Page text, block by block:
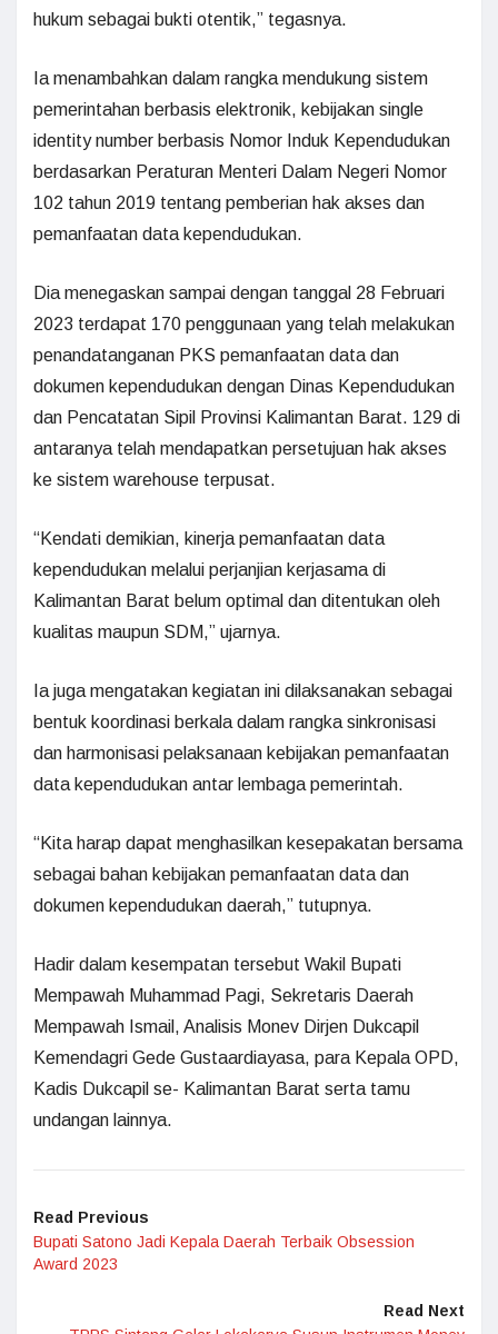
hukum sebagai bukti otentik,” tegasnya.
Ia menambahkan dalam rangka mendukung sistem
pemerintahan berbasis elektronik, kebijakan single
identity number berbasis Nomor Induk Kependudukan
berdasarkan Peraturan Menteri Dalam Negeri Nomor
102 tahun 2019 tentang pemberian hak akses dan
pemanfaatan data kependudukan.
Dia menegaskan sampai dengan tanggal 28 Februari
2023 terdapat 170 penggunaan yang telah melakukan
penandatanganan PKS pemanfaatan data dan
dokumen kependudukan dengan Dinas Kependudukan
dan Pencatatan Sipil Provinsi Kalimantan Barat. 129 di
antaranya telah mendapatkan persetujuan hak akses
ke sistem warehouse terpusat.
“Kendati demikian, kinerja pemanfaatan data
kependudukan melalui perjanjian kerjasama di
Kalimantan Barat belum optimal dan ditentukan oleh
kualitas maupun SDM,” ujarnya.
Ia juga mengatakan kegiatan ini dilaksanakan sebagai
bentuk koordinasi berkala dalam rangka sinkronisasi
dan harmonisasi pelaksanaan kebijakan pemanfaatan
data kependudukan antar lembaga pemerintah.
“Kita harap dapat menghasilkan kesepakatan bersama
sebagai bahan kebijakan pemanfaatan data dan
dokumen kependudukan daerah,” tutupnya.
Hadir dalam kesempatan tersebut Wakil Bupati
Mempawah Muhammad Pagi, Sekretaris Daerah
Mempawah Ismail, Analisis Monev Dirjen Dukcapil
Kemendagri Gede Gustaardiayasa, para Kepala OPD,
Kadis Dukcapil se- Kalimantan Barat serta tamu
undangan lainnya.
Read Previous
Bupati Satono Jadi Kepala Daerah Terbaik Obsession
Award 2023
Read Next